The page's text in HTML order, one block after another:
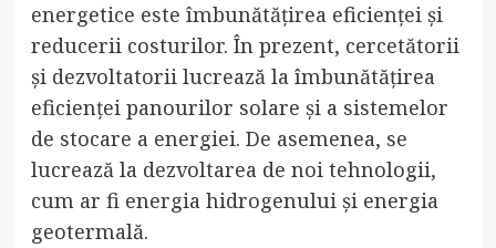
energetice este îmbunătățirea eficienței și
reducerii costurilor. În prezent, cercetătorii
și dezvoltatorii lucrează la îmbunătățirea
eficienței panourilor solare și a sistemelor
de stocare a energiei. De asemenea, se
lucrează la dezvoltarea de noi tehnologii,
cum ar fi energia hidrogenului și energia
geotermală.